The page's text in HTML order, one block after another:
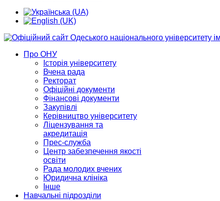
Про ОНУ
Історія університету
Вчена рада
Ректорат
Офіційні документи
Фінансові документи
Закупівлі
Керівництво університету
Ліцензування та
акредитація
Прес-служба
Центр забезпечення якості
освіти
Рада молодих вчених
Юридична клініка
Інше
Навчальні підрозділи